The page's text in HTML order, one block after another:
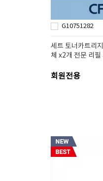
G10751282
세트 토너카트리
체 x2개 전문 리
회원전용